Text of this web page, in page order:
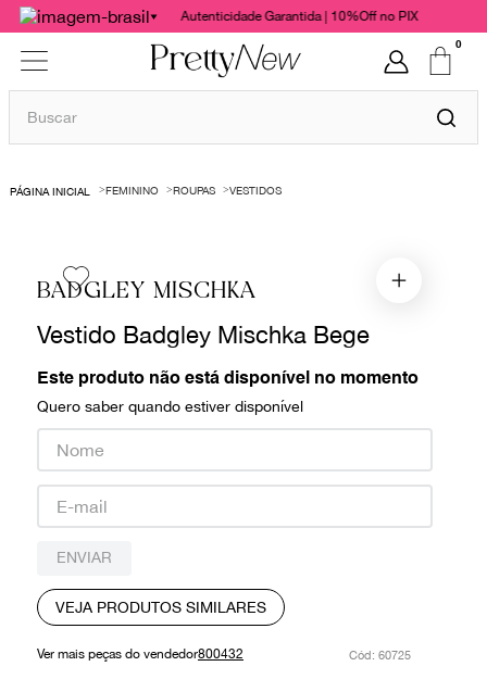
Autenticidade Garantida | 10%Off no PIX
0
Buscar
FEMININO ROUPAS VESTIDOS
BADGLEY MISCHKA
Vestido Badgley Mischka Bege
Este produto não está disponível no momento
Quero saber quando estiver disponível
ENVIAR
VEJA PRODUTOS SIMILARES
Ver mais peças do vendedor800432 : 60725
1º
bolsas
chanel
vestido
paula raia
burberry
prada